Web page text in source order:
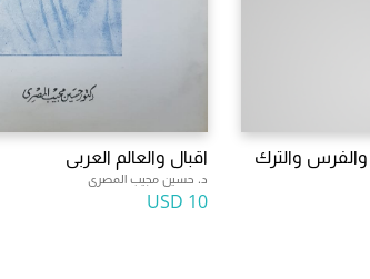
والترك اقبال والعالم العربى
د. حسين مجيب المصرى
10 USD